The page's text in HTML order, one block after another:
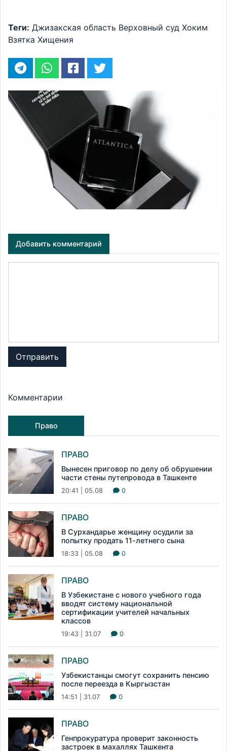
Теги: Джизакская область Верховный суд Хоким
Взятка Хищения
Добавить комментарий
Отправить
Комментарии
Право
ПРАВО
Вынесен приговор по делу об обрушении
части стены путепровода в Ташкенте
20:41 | 05.08 0
ПРАВО
В Сурхандарье женщину осудили за
попытку продать 11-летнего сына
18:33 | 05.08 0
ПРАВО
В Узбекистане с нового учебного года
вводят систему национальной
сертификации учителей начальных
классов
19:43 | 31.07 0
ПРАВО
Узбекистанцы смогут сохранить пенсию
после переезда в Кыргызстан
14:51 | 31.07 0
ПРАВО
Генпрокуратура проверит законность
застроек в махаллях Ташкента